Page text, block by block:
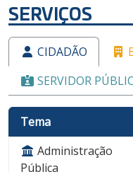
SERVIÇOS
CIDADÃO
SERVIDOR
Tema
Administração
Pública